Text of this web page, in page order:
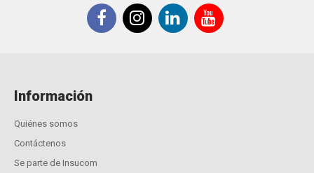
Información
Quiénes somos
Contáctenos
Se parte de Insucom